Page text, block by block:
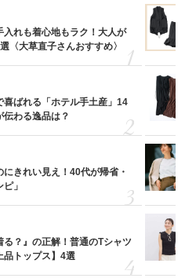
入れも着心地もラク！大人が
〈大草直子さんおすすめ〉
喜ばれる「ホテル手土産」14
わる逸品は？
にきれい見え！40代が帰省・
」
る？』の正解！普通のTシャツ
品トップス】4選